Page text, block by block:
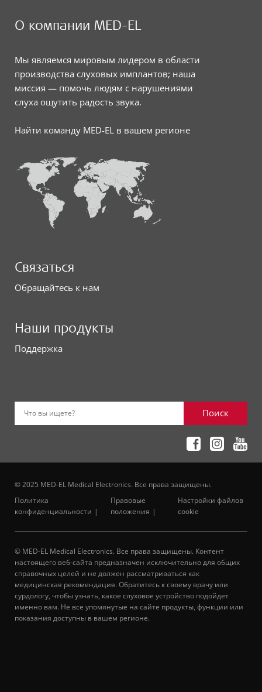
О компании MED-EL
Мы являемся мировым лидером в области
производства слуховых имплантов; наша
миссия — помочь людям с нарушениями
слуха ощутить радость звука.
Найти команду MED-EL в вашем регионе
Связаться
Обращайтесь к нам
Наши продукты
Поддержка
Что вы ищете? Поиск
© 2025 MED-EL Medical Electronics. Все права защищены.
Политика
конфиденциальности
Правовые
положения
Настройки файлов
cookie
© MED-EL Medical Electronics. Все права защищены. Контент
настоящего веб-сайта предназначен исключительно для общих
справочных целей и не должен рассматриваться как
медицинская рекомендация. Обратитесь к своему врачу или
сурдологу, чтобы узнать, какое слуховое устройство подойдет
именно вам. Не все упомянутые на сайте продукты, функции или
показания доступны в вашем регионе.